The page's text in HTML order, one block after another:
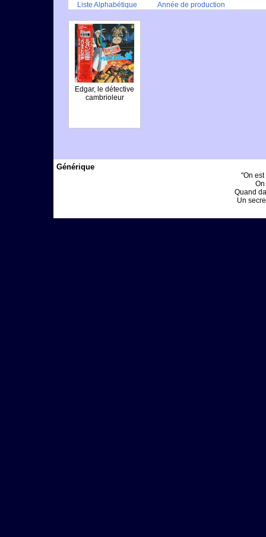
Liste Alphabétique Année de production
Edgar, le détective
cambrioleur
Générique
"On
Quand
Un